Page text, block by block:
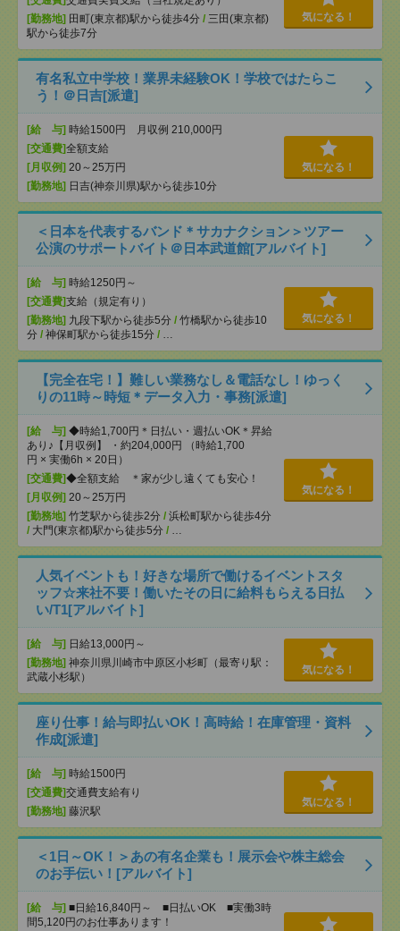
[勤務地] 田町(東京都)駅から徒歩4分 / 三田(東京都)
駅から徒歩7分
気になる！
有名私立中学校！業界未経験OK！学校ではたらこ
う！＠日吉[派遣]
[給 与] 時給1500円 月収例 210,000円
[交通費]全額支給
[月収例] 20～25万円
[勤務地] 日吉(神奈川県)駅から徒歩10分
気になる！
＜日本を代表するバンド＊サカナクション＞ツアー
公演のサポートバイト＠日本武道館[アルバイト]
[給 与] 時給1250円～
[交通費]支給（規定有り）
[勤務地] 九段下駅から徒歩5分 / 竹橋駅から徒歩10
分 / 神保町駅から徒歩15分 / …
気になる！
【完全在宅！】難しい業務なし＆電話なし！ゆっく
りの11時～時短＊データ入力・事務[派遣]
[給 与] ◆時給1,700円＊日払い・週払いOK＊昇給
あり♪【月収例】 ・約204,000円 （時給1,700
円 × 実働6h × 20日）
[交通費]◆全額支給 ＊家が少し遠くても安心！
[月収例] 20～25万円
[勤務地] 竹芝駅から徒歩2分 / 浜松町駅から徒歩4分
/ 大門(東京都)駅から徒歩5分 / …
気になる！
人気イベントも！好きな場所で働けるイベントスタ
ッフ☆来社不要！働いたその日に給料もらえる日払
い/T1[アルバイト]
[給 与] 日給13,000円～
[勤務地] 神奈川県川崎市中原区小杉町（最寄り駅：
武蔵小杉駅）
気になる！
座り仕事！給与即払いOK！高時給！在庫管理・資料
作成[派遣]
[給 与] 時給1500円
[交通費]交通費支給有り
[勤務地] 藤沢駅
気になる！
＜1日～OK！＞あの有名企業も！展示会や株主総会
のお手伝い！[アルバイト]
[給 与] ■日給16,840円～ ■日払いOK ■実働3時
間5,120円のお仕事あります！